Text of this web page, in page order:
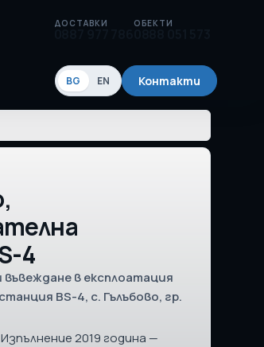
ДОСТАВКИ ОБЕКТИ
BG EN Контакти
4
в експлоатация
BS-4, с. Гълъбово, гр.
2019 година —